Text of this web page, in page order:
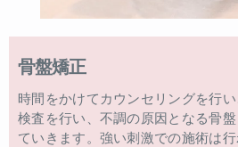
骨盤矯正
時間をかけてカウンセリングを行い
検査を行い、不調の原因となる骨
ていきます。強い刺激での施術は